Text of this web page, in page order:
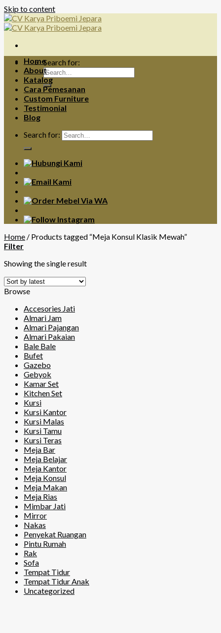
Skip to content
Search for:
Home
About
Katalog
Cara Pemesanan
Custom Furniture
Testimonial
Blog
Search for:
Home / Products tagged “Meja Konsul Klasik Mewah”
Filter
Showing the single result
Browse
Accesories Jati
Almari Jam
Almari Pajangan
Almari Pakaian
Bale Bale
Bufet
Gazebo
Gebyok
Kamar Set
Kitchen Set
Kursi
Kursi Kantor
Kursi Malas
Kursi Tamu
Kursi Teras
Meja Bar
Meja Belajar
Meja Kantor
Meja Konsul
Meja Makan
Meja Rias
Mimbar Jati
Mirror
Nakas
Penyekat Ruangan
Pintu Rumah
Rak
Sofa
Tempat Tidur
Tempat Tidur Anak
Uncategorized